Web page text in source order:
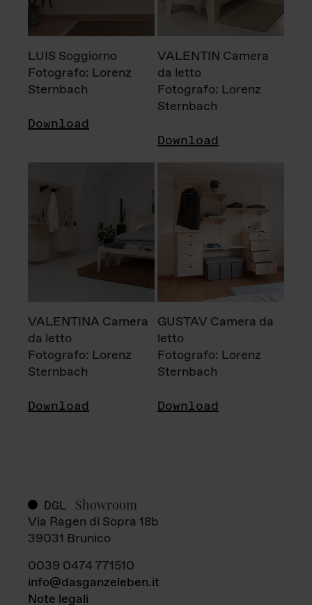
LUIS Soggiorno
Fotografo: Lorenz
Sternbach
Download
VALENTIN Camera
da letto
Fotografo: Lorenz
Sternbach
Download
VALENTINA Camera
da letto
Fotografo: Lorenz
Sternbach
Download
GUSTAV Camera da
letto
Fotografo: Lorenz
Sternbach
Download
DGL Showroom
Via Ragen di Sopra 18b
39031 Brunico
0039 0474 771510
info@dasganzeleben.it
Note legali